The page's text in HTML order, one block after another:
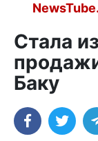
Стала
Баку